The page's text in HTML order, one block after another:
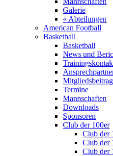
Galerie
« Abteilungen
American Football
Basketball
Basketball
News und
Mitgliedsbeitrag
Termine
Mannschaften
Downloads
Sponsoren
Club der 100er
Club der
Club der
Club der